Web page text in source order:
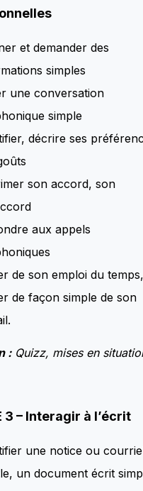
et demander des
simples
une conversation
simple
décrire ses
son accord, son
aux appels
de son emploi du temps,
de façon simple de son
:Quizz, mises en
3 – Interagir à l’écrit
une notice ou
un document écrit